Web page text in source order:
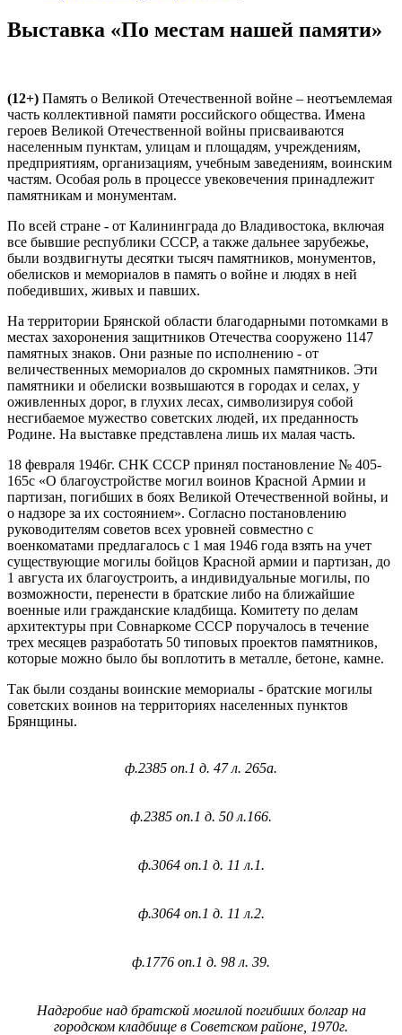
Выставка «По местам нашей памяти»
(12+) Память о Великой Отечественной войне – неотъемлемая
часть коллективной памяти российского общества. Имена
героев Великой Отечественной войны присваиваются
населенным пунктам, улицам и площадям, учреждениям,
предприятиям, организациям, учебным заведениям, воинским
частям. Особая роль в процессе увековечения принадлежит
памятникам и монументам.
По всей стране - от Калининграда до Владивостока, включая
все бывшие республики СССР, а также дальнее зарубежье,
были воздвигнуты десятки тысяч памятников, монументов,
обелисков и мемориалов в память о войне и людях в ней
победивших, живых и павших.
На территории Брянской области благодарными потомками в
местах захоронения защитников Отечества сооружено 1147
памятных знаков. Они разные по исполнению - от
величественных мемориалов до скромных памятников. Эти
памятники и обелиски возвышаются в городах и селах, у
оживленных дорог, в глухих лесах, символизируя собой
несгибаемое мужество советских людей, их преданность
Родине. На выставке представлена лишь их малая часть.
18 февраля 1946г. СНК СССР принял постановление № 405-
165с «О благоустройстве могил воинов Красной Армии и
партизан, погибших в боях Великой Отечественной войны, и
о надзоре за их состоянием». Согласно постановлению
руководителям советов всех уровней совместно с
военкоматами предлагалось с 1 мая 1946 года взять на учет
существующие могилы бойцов Красной армии и партизан, до
1 августа их благоустроить, а индивидуальные могилы, по
возможности, перенести в братские либо на ближайшие
военные или гражданские кладбища. Комитету по делам
архитектуры при Совнаркоме СССР поручалось в течение
трех месяцев разработать 50 типовых проектов памятников,
которые можно было бы воплотить в металле, бетоне, камне.
Так были созданы воинские мемориалы - братские могилы
советских воинов на территориях населенных пунктов
Брянщины.
ф.2385 оп.1 д. 47 л. 265а.
ф.2385 оп.1 д. 50 л.166.
ф.3064 оп.1 д. 11 л.1.
ф.3064 оп.1 д. 11 л.2.
ф.1776 оп.1 д. 98 л. 39.
Надгробие над братской могилой погибших болгар на
городском кладбище в Советском районе, 1970г.